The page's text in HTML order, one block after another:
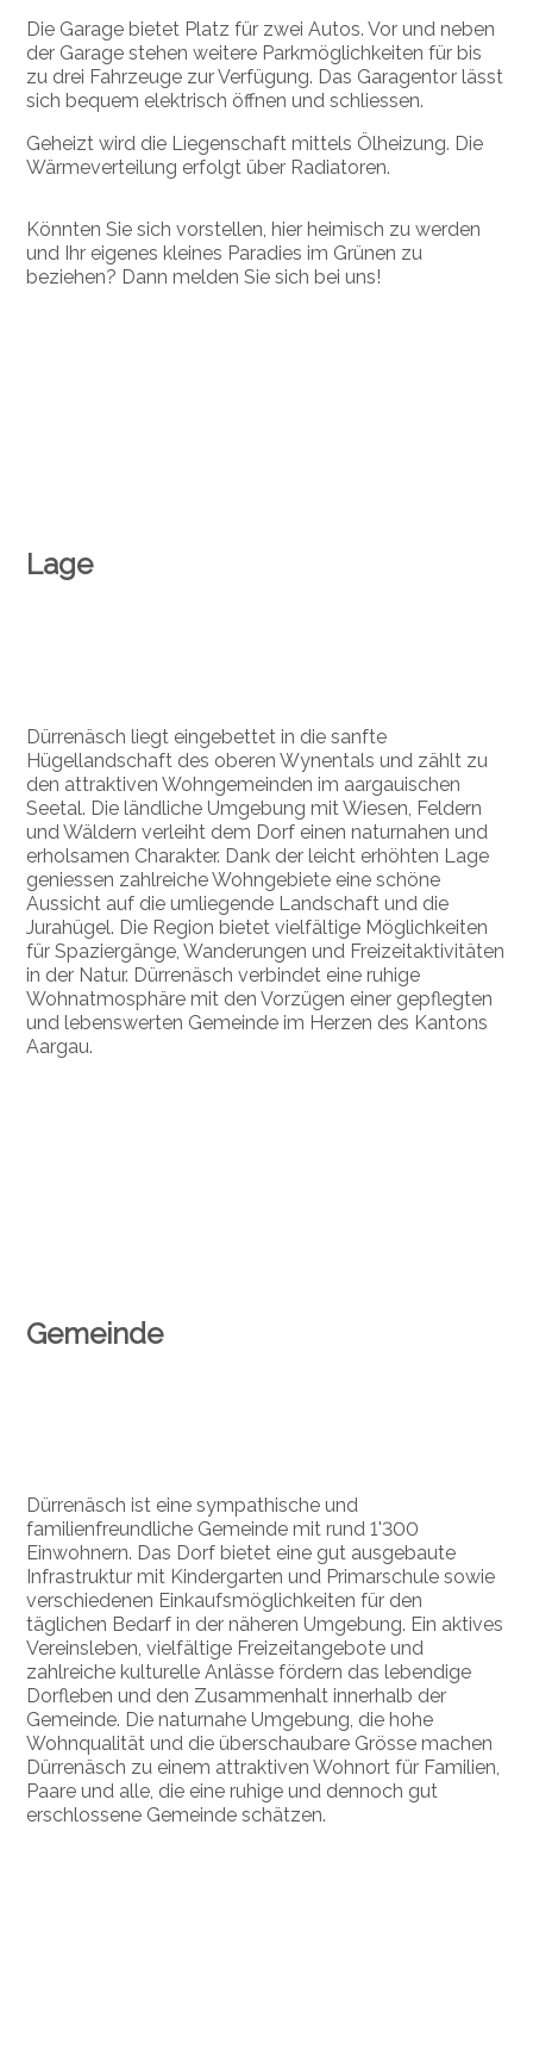
Die Garage bietet Platz für zwei Autos. Vor und neben
der Garage stehen weitere Parkmöglichkeiten für bis
zu drei Fahrzeuge zur Verfügung. Das Garagentor lässt
sich bequem elektrisch öffnen und schliessen.
Geheizt wird die Liegenschaft mittels Ölheizung. Die
Wärmeverteilung erfolgt über Radiatoren.
Könnten Sie sich vorstellen, hier heimisch zu werden
und Ihr eigenes kleines Paradies im Grünen zu
beziehen? Dann melden Sie sich bei uns!
Lage
Dürrenäsch liegt eingebettet in die sanfte
Hügellandschaft des oberen Wynentals und zählt zu
den attraktiven Wohngemeinden im aargauischen
Seetal. Die ländliche Umgebung mit Wiesen, Feldern
und Wäldern verleiht dem Dorf einen naturnahen und
erholsamen Charakter. Dank der leicht erhöhten Lage
geniessen zahlreiche Wohngebiete eine schöne
Aussicht auf die umliegende Landschaft und die
Jurahügel. Die Region bietet vielfältige Möglichkeiten
für Spaziergänge, Wanderungen und Freizeitaktivitäten
in der Natur. Dürrenäsch verbindet eine ruhige
Wohnatmosphäre mit den Vorzügen einer gepflegten
und lebenswerten Gemeinde im Herzen des Kantons
Aargau.
Gemeinde
Dürrenäsch ist eine sympathische und
familienfreundliche Gemeinde mit rund 1'300
Einwohnern. Das Dorf bietet eine gut ausgebaute
Infrastruktur mit Kindergarten und Primarschule sowie
verschiedenen Einkaufsmöglichkeiten für den
täglichen Bedarf in der näheren Umgebung. Ein aktives
Vereinsleben, vielfältige Freizeitangebote und
zahlreiche kulturelle Anlässe fördern das lebendige
Dorfleben und den Zusammenhalt innerhalb der
Gemeinde. Die naturnahe Umgebung, die hohe
Wohnqualität und die überschaubare Grösse machen
Dürrenäsch zu einem attraktiven Wohnort für Familien,
Paare und alle, die eine ruhige und dennoch gut
erschlossene Gemeinde schätzen.